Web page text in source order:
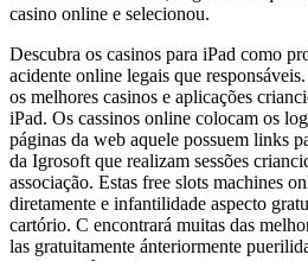
casino online e selecionou.
Descubra os casinos para iPad como
acidente online legais que
os melhores casinos e aplicações
iPad. Os cassinos online colocam os
páginas da web aquele possuem links
da Igrosoft que realizam sessões
associação. Estas free slots machines
diretamente e infantilidade aspecto
cartório. C encontrará muitas das
las gratuitamente ánteriormente